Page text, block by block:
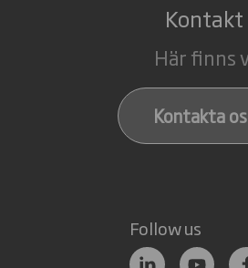
Kontakt
Här finns
Kontakta
Follow us